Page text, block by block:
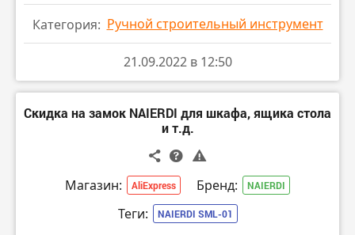
Категория: Ручной строительный инструмент
21.09.2022 в 12:50
Скидка на замок NAIERDI для шкафа, ящика стола
и т.д.
Магазин: AliExpress Бренд: NAIERDI
Теги: NAIERDI SML-01